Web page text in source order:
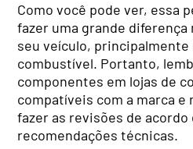
Como você pode ver, essa
fazer uma grande diferença
seu veículo, principalmente
combustível. Portanto,
componentes em lojas de
compatíveis com a marca e
fazer as revisões de acordo
recomendações técnicas.